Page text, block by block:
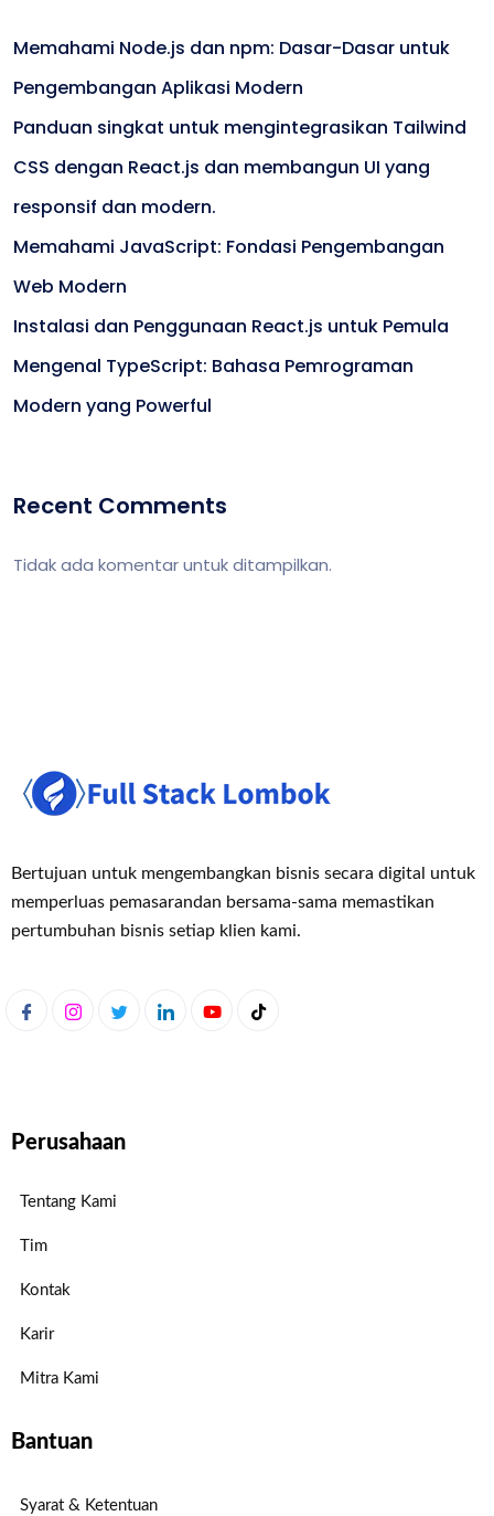
Memahami Node.js dan npm: Dasar-Dasar untuk
Pengembangan Aplikasi Modern
Panduan singkat untuk mengintegrasikan Tailwind
CSS dengan React.js dan membangun UI yang
responsif dan modern.
Memahami JavaScript: Fondasi Pengembangan
Web Modern
Instalasi dan Penggunaan React.js untuk Pemula
Mengenal TypeScript: Bahasa Pemrograman
Modern yang Powerful
Recent Comments
Tidak ada komentar untuk ditampilkan.
Bertujuan untuk mengembangkan bisnis secara digital untuk
memperluas pemasarandan bersama-sama memastikan
pertumbuhan bisnis setiap klien kami.
Perusahaan
Tentang Kami
Tim
Kontak
Karir
Mitra Kami
Bantuan
Syarat & Ketentuan